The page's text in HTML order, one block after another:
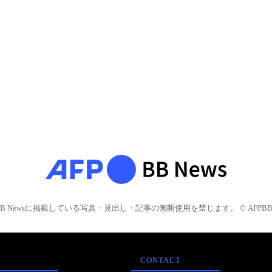
Newsに掲載している写真・見出し・記事の無断使用を禁じます。 © AFPBB
CONTACT